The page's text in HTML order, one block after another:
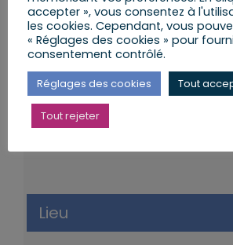
Lieu
accepter », vous consentez à
les cookies. Cependant, vous
« Réglages des cookies » pour
consentement contrôlé.
Réglages des cookies Tout
Tout rejeter